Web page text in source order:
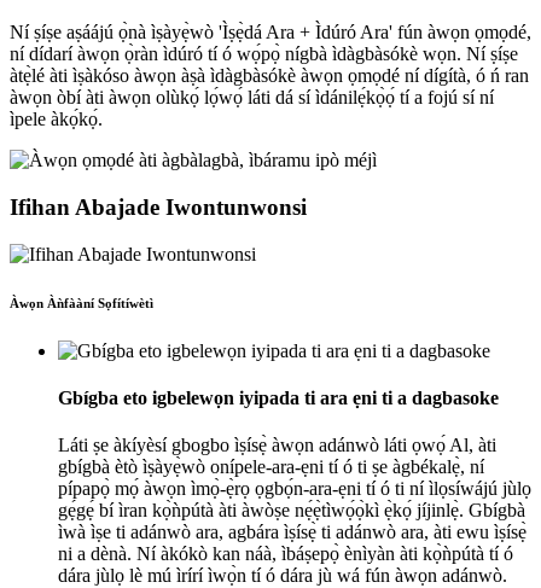
Ní ṣíṣe aṣáájú ọ̀nà ìṣàyẹ̀wò 'Ìṣẹ̀dá Ara + Ìdúró Ara' fún àwọn ọmọdé,
ní dídarí àwọn ọ̀ràn ìdúró tí ó wọ́pọ̀ nígbà ìdàgbàsókè wọn. Ní ṣíṣe
àtẹ̀lé àti ìṣàkóso àwọn àṣà ìdàgbàsókè àwọn ọmọdé ní dígítà, ó ń ran
àwọn òbí àti àwọn olùkọ́ lọ́wọ́ láti dá sí ìdánilẹ́kọ̀ọ́ tí a fojú sí ní
ìpele àkọ́kọ́.
Ifihan Abajade Iwontunwonsi
Àwọn Àǹfààní Sọfítíwètì
Gbígba eto igbelewọn iyipada ti ara ẹni ti a dagbasoke
Láti ṣe àkíyèsí gbogbo ìṣísẹ̀ àwọn adánwò láti ọwọ́ Al, àti
gbígbà ètò ìṣàyẹ̀wò onípele-ara-ẹni tí ó ti ṣe àgbékalẹ̀, ní
pípapọ̀ mọ́ àwọn ìmọ̀-ẹ̀rọ ọgbọ́n-ara-ẹni tí ó ti ní ìlọsíwájú jùlọ
gẹ́gẹ́ bí ìran kọ̀ǹpútà àti àwòṣe nẹ́ẹ̀tìwọ́ọ̀kì ẹ̀kọ́ jíjinlẹ̀. Gbígbà
ìwà ìṣe ti adánwò ara, agbára ìṣísẹ̀ ti adánwò ara, àti ewu ìṣísẹ̀
ni a dènà. Ní àkókò kan náà, ìbáṣepọ̀ ènìyàn àti kọ̀ǹpútà tí ó
dára jùlọ lè mú ìrírí ìwọ̀n tí ó dára jù wá fún àwọn adánwò.